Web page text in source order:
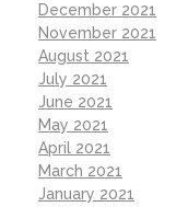
December 2021
November 2021
August 2021
July 2021
June 2021
May 2021
April 2021
March 2021
January 2021